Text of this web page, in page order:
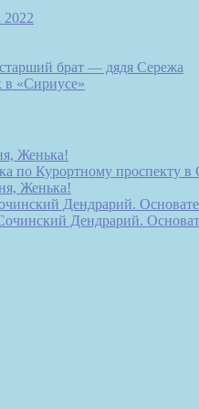
брат — дядя Сережа
в «Сириусе»
Женька!
по Курортному проспекту в
Женька!
Дендрарий.
Дендрарий.